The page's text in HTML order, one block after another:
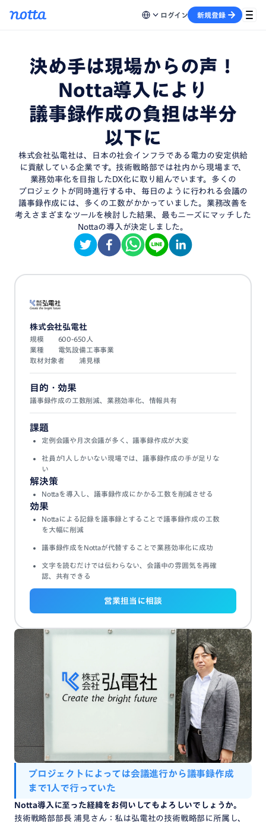
ログイン 新規登録
決め手は現場からの声！
Notta導入により
議事録作成の負担 は半分
以下に
株式会社弘電社は、 日本の社会インフラ である 電力の安定供給
に貢献している企業です。技術戦略部では社内 から現場まで、
業務効率化 を 目指した DX化 に取り組んでいます。 多くの
プロジェクト が同時進行する 中、 毎日 の ように行われる 会議の
議事録作成 には、 多くの工数がかかっていました。 業務改善 を
考え さまざまな ツールを検討した結果、 最もニーズ にマッチした
Nottaの導入が決定しました。
プロジェクト によっては会議進行から議事録作成
まで1人で行っていた
Notta導入 に至った経緯をお伺い しても よろしいでしょうか。
技術戦略部部長 浦見さん：私は弘電社の技術戦略部に所属し、
株式会社弘電社
規模
600-650人
業種
電気設備工事事業
取材対象者
浦見様
目的・効果
議事録作成の工数削減、業務効率化、情報共有
課題
定例会議や月次会議が多く、議事録作成が大変
社員が1人しかいない現場では、議事録作成の手が足りな
い
解決策
Nottaを導入し、議事録作成にかかる工数を削減させる
効果
Nottaによる記録を議事録とすることで議事録作成の工数
を大幅に削減
議事録作成をNottaが代替することで業務効率化に成功
文字を読むだけでは伝わらない、会議中の雰囲気を再確
認、共有できる
営業担当に相談